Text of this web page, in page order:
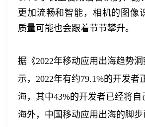
更加流畅和智能，相机的图像
质量可能也会跟着节节攀升。
据《2022年移动应用出海趋势
示，2022年有约79.1%的开发者
海，其中43%的开发者已经将自
海外，中国移动应用出海的脚
我已阅读并同意 通讯云服务条款和